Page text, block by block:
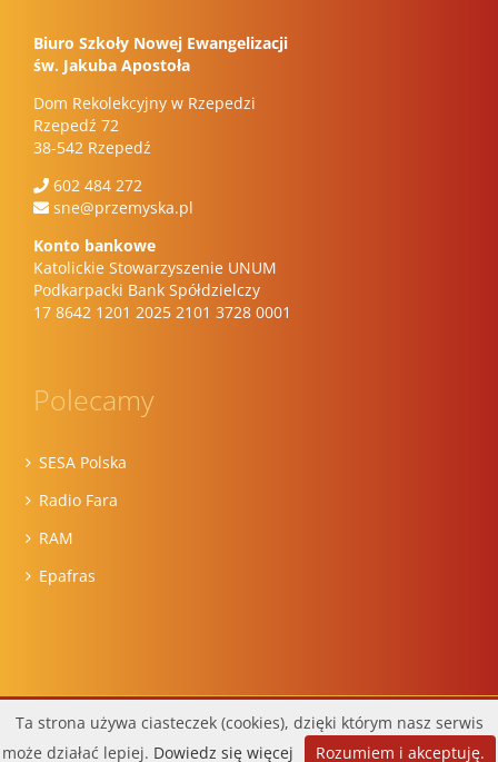
Biuro Szkoły Nowej Ewangelizacji
św. Jakuba Apostoła
Dom Rekolekcyjny w Rzepedzi
Rzepedź 72
38-542 Rzepedź
602 484 272
sne@przemyska.pl
Konto bankowe
Katolickie Stowarzyszenie UNUM
Podkarpacki Bank Spółdzielczy
17 8642 1201 2025 2101 3728 0001
Polecamy
SESA Polska
Radio Fara
RAM
Epafras
Wykonanie: DobraStronaParafii.pl
Facebook
Ta strona używa ciasteczek (cookies), dzięki którym nasz serwis
może działać lepiej. Dowiedz się więcej Rozumiem i akceptuję.